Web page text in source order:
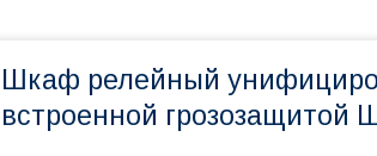
Шкаф релейный
встроенной грозозащитой